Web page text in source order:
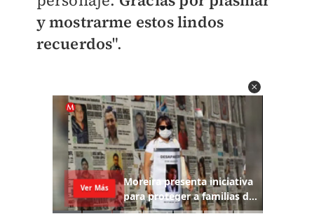
y mostrarme estos lindos
recuerdos".